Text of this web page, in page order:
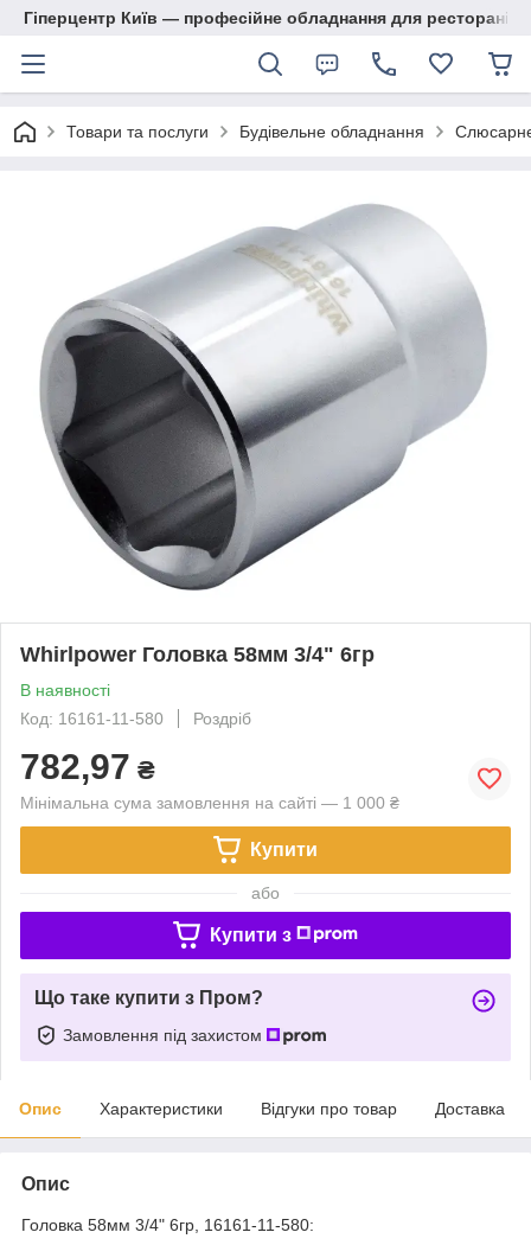
Гіперцентр Київ — професійне обладнання для ресторанів,
Товари та послуги Будівельне обладнання
Whirlpower Головка 58мм 3/4" 6гр
В наявності
Код: 16161-11-580
Роздріб
782,97 ₴
Мінімальна сума замовлення на сайті — 1 000 ₴
Купити
або
Купити з
Що таке купити з Пром?
Замовлення під захистом
Опис Характеристики Відгуки про товар Доставка
Опис
Головка 58мм 3/4" 6гр, 16161-11-580: